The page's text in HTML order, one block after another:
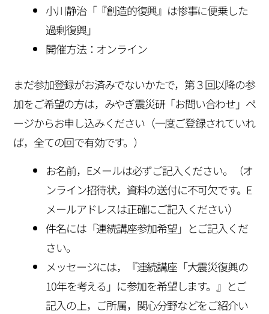
小川静治「『創造的復興』は惨事に便乗した
過剰復興」
開催方法：オンライン
まだ参加登録がお済みでないかたで，第３回以降の参
加をご希望の方は，みやぎ震災研「お問い合わせ」ペ
ージからお申し込みください（一度ご登録されていれ
ば，全ての回で有効です。）
お名前，Eメールは必ずご記入ください。（オ
ンライン招待状，資料の送付に不可欠です。E
メールアドレスは正確にご記入ください）
件名には「連続講座参加希望」とご記入くだ
さい。
メッセージには，『連続講座「大震災復興の
10年を考える」に参加を希望します。』とご
記入の上，ご所属，関心分野などをご紹介い